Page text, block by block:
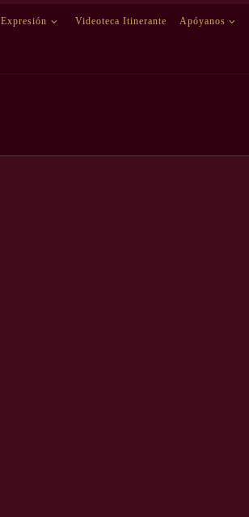
Expresión Videoteca Itinerante Apóyanos